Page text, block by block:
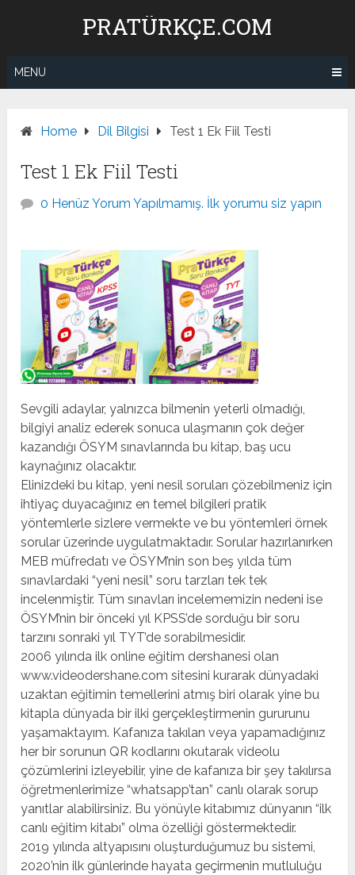
PRATÜRKÇE.COM
MENU
Home Dil Bilgisi Test 1 Ek Fiil Testi
Test 1 Ek Fiil Testi
0 Henüz Yorum Yapılmamış. İlk yorumu siz yapın
Sevgili adaylar, yalnızca bilmenin yeterli olmadığı,
bilgiyi analiz ederek sonuca ulaşmanın çok değer
kazandığı ÖSYM sınavlarında bu kitap, baş ucu
kaynağınız olacaktır.
Elinizdeki bu kitap, yeni nesil soruları çözebilmeniz için
ihtiyaç duyacağınız en temel bilgileri pratik
yöntemlerle sizlere vermekte ve bu yöntemleri örnek
sorular üzerinde uygulatmaktadır. Sorular hazırlanırken
MEB müfredatı ve ÖSYM’nin son beş yılda tüm
sınavlardaki “yeni nesil” soru tarzları tek tek
incelenmiştir. Tüm sınavları incelememizin nedeni ise
ÖSYM’nin bir önceki yıl KPSS’de sorduğu bir soru
tarzını sonraki yıl TYT’de sorabilmesidir.
2006 yılında ilk online eğitim dershanesi olan
www.videodershane.com sitesini kurarak dünyadaki
uzaktan eğitimin temellerini atmış biri olarak yine bu
kitapla dünyada bir ilki gerçekleştirmenin gururunu
yaşamaktayım. Kafanıza takılan veya yapamadığınız
her bir sorunun QR kodlarını okutarak videolu
çözümlerini izleyebilir, yine de kafanıza bir şey takılırsa
öğretmenlerimize “whatsapp’tan” canlı olarak sorup
yanıtlar alabilirsiniz. Bu yönüyle kitabımız dünyanın “ilk
canlı eğitim kitabı” olma özelliği göstermektedir.
2019 yılında altyapısını oluşturduğumuz bu sistemi,
2020’nin ilk günlerinde hayata geçirmenin mutluluğu